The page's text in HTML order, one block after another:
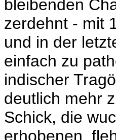
bleibenden
zerdehnt - mit
und in der
einfach zu
indischer
deutlich mehr
Schick, die
erhobenen,